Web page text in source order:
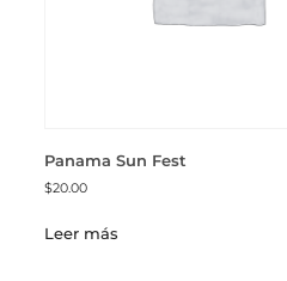
Panama Sun Fest
$20.00
Leer más